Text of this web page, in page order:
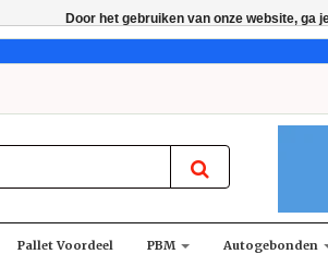
Pallet Voordeel PBM Autogebonden
Door het gebruiken van onze website, ga